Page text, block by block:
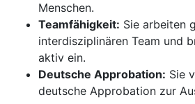
Menschen.
Teamfähigkeit: Sie arbeiten
interdisziplinären Team und
aktiv ein.
Deutsche Approbation: Sie
deutsche Approbation zur